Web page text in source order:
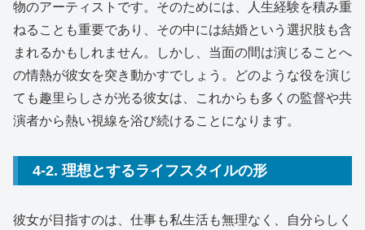
物のアーティストです。そのためには、人生経験を積み重
ねることも重要であり、その中には結婚という選択肢も含
まれるかもしれません。しかし、当面の間は演じることへ
の情熱が彼女を突き動かすでしょう。どのような役を演じ
ても趣里らしさが光る彼女は、これからも多くの監督や共
演者から熱い視線を浴び続けることになります。
4-2. 理想とするライフスタイルの形
彼女が目指すのは、仕事も私生活も無理なく、自分らしく